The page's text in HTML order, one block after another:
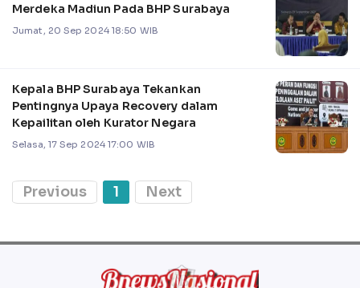
Merdeka Madiun Pada BHP Surabaya
Jumat, 20 Sep 2024 18:50 WIB
Kepala BHP Surabaya Tekankan
Pentingnya Upaya Recovery dalam
Kepailitan oleh Kurator Negara
Selasa, 17 Sep 2024 17:00 WIB
Previous 1 Next